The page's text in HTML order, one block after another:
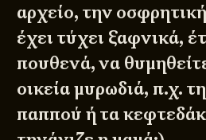
αρχείο, την
έχει τύχει ξαφνικά,
πουθενά, να
οικεία μυρωδιά, π.χ.
παππού ή τα